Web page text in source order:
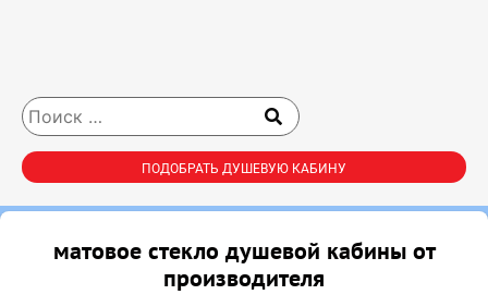
ПОДОБРАТЬ ДУШЕВУЮ КАБИНУ
матовое стекло душевой кабины от
производителя